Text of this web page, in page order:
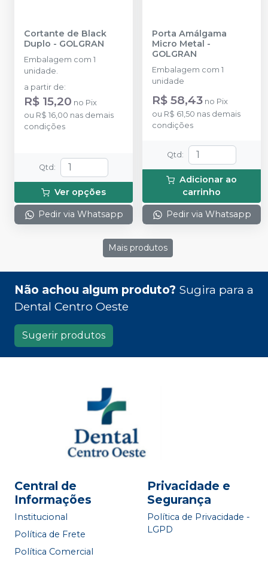
Cortante de Black
Duplo - GOLGRAN
Embalagem com 1
unidade.
a partir de:
R$ 15,20 no Pix
ou R$ 16,00 nas demais
condições
Qtd :
Ver opções
Pedir via Whatsapp
Porta Amálgama
Micro Metal -
GOLGRAN
Embalagem com 1
unidade
R$ 58,43 no Pix
ou R$ 61,50 nas demais
condições
Qtd :
Adicionar ao
carrinho
Pedir via Whatsapp
Mais produtos
Não achou algum produto? Sugira para a
Dental Centro Oeste
Sugerir produtos
Central de
Informações
Institucional
Política de Frete
Política Comercial
Privacidade e
Segurança
Política de Privacidade -
LGPD